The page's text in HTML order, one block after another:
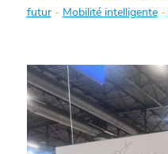
futur- Mobilité intelligente-